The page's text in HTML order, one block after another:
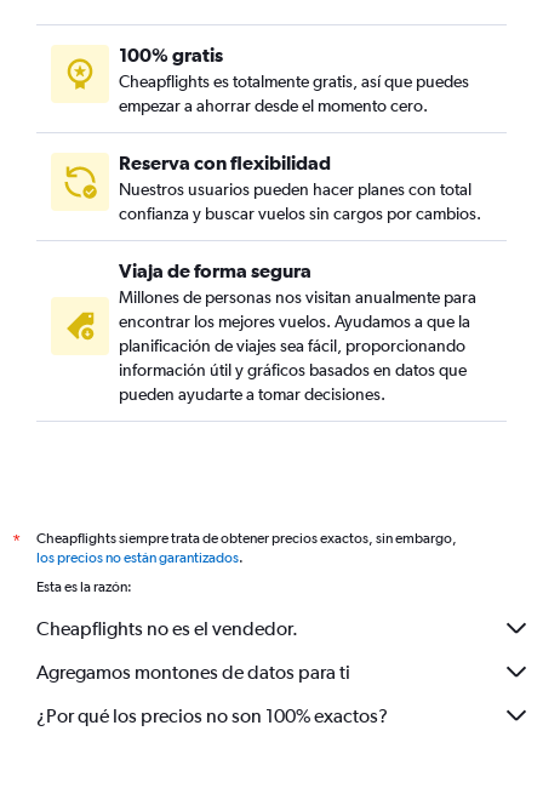
100% gratis
Cheapflights es totalmente gratis, así que puedes
empezar a ahorrar desde el momento cero.
Reserva con flexibilidad
Nuestros usuarios pueden hacer planes con total
confianza y buscar vuelos sin cargos por cambios.
Viaja de forma segura
Millones de personas nos visitan anualmente para
encontrar los mejores vuelos. Ayudamos a que la
planificación de viajes sea fácil, proporcionando
información útil y gráficos basados en datos que
pueden ayudarte a tomar decisiones.
*
Cheapflights siempre trata de obtener precios exactos, sin embargo,
los precios no están garantizados.
Esta es la razón:
Cheapflights no es el vendedor.
Agregamos montones de datos para ti
¿Por qué los precios no son 100% exactos?